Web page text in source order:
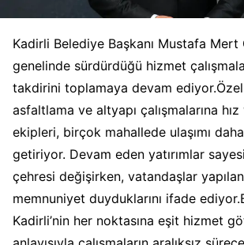
Kadirli Belediye Başkanı Mustafa Mert
genelinde sürdürdüğü hizmet
takdirini toplamaya devam
asfaltlama ve altyapı çalışmalarına
ekipleri, birçok mahallede ulaşımı
getiriyor. Devam eden yatırımlar
çehresi değişirken, vatandaşlar
memnuniyet duyduklarını ifade
Kadirli’nin her noktasına eşit hizmet